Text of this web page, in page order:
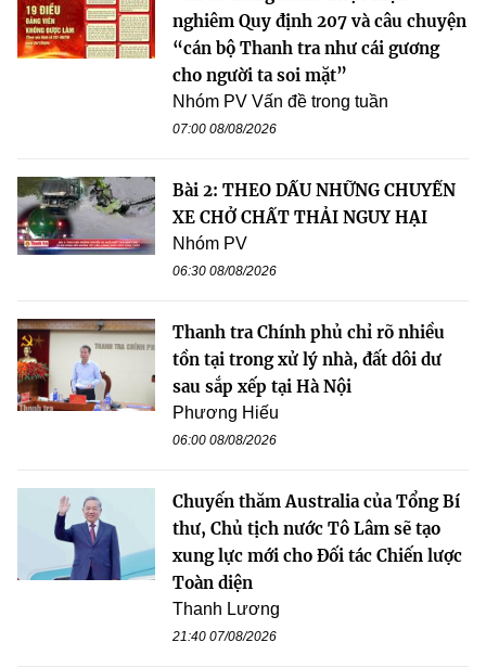
nghiêm Quy định 207 và câu chuyện
“cán bộ Thanh tra như cái gương
cho người ta soi mặt”
Nhóm PV Vấn đề trong tuần
07:00 08/08/2026
Bài 2: THEO DẤU NHỮNG CHUYẾN
XE CHỞ CHẤT THẢI NGUY HẠI
Nhóm PV
06:30 08/08/2026
Thanh tra Chính phủ chỉ rõ nhiều
tồn tại trong xử lý nhà, đất dôi dư
sau sắp xếp tại Hà Nội
Phương Hiếu
06:00 08/08/2026
Chuyến thăm Australia của Tổng Bí
thư, Chủ tịch nước Tô Lâm sẽ tạo
xung lực mới cho Đối tác Chiến lược
Toàn diện
Thanh Lương
21:40 07/08/2026